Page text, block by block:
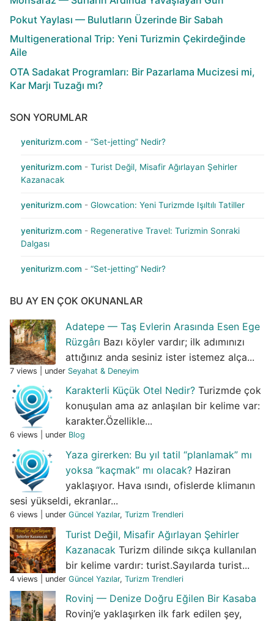
Pokut Yaylası — Bulutların Üzerinde Bir Sabah
Multigenerational Trip: Yeni Turizmin Çekirdeğinde
Aile
OTA Sadakat Programları: Bir Pazarlama Mucizesi mi,
Kar Marjı Tuzağı mı?
SON YORUMLAR
yeniturizm.com - “Set-jetting” Nedir?
yeniturizm.com - Turist Değil, Misafir Ağırlayan Şehirler
Kazanacak
yeniturizm.com - Glowcation: Yeni Turizmde Işıltılı Tatiller
yeniturizm.com - Regenerative Travel: Turizmin Sonraki
Dalgası
yeniturizm.com - “Set-jetting” Nedir?
BU AY EN ÇOK OKUNANLAR
Adatepe — Taş Evlerin Arasında Esen Ege
Rüzgârı Bazı köyler vardır; ilk adımınızı
attığınız anda sesiniz ister istemez alça...
7 views under Seyahat & Deneyim
Karakterli Küçük Otel Nedir? Turizmde çok
konuşulan ama az anlaşılan bir kelime var:
karakter.Özellikle...
6 views under Blog
Yaza girerken: Bu yıl tatil “planlamak” mı
yoksa “kaçmak” mı olacak? Haziran
yaklaşıyor. Hava ısındı, ofislerde klimanın
sesi yükseldi, ekranlar...
6 views under Güncel Yazılar, Turizm Trendleri
Turist Değil, Misafir Ağırlayan Şehirler
Kazanacak Turizm dilinde sıkça kullanılan
bir kelime vardır: turist.Sayılarda turist...
4 views under Güncel Yazılar, Turizm Trendleri
Rovinj — Denize Doğru Eğilen Bir Kasaba
Rovinj’e yaklaşırken ilk fark edilen şey,